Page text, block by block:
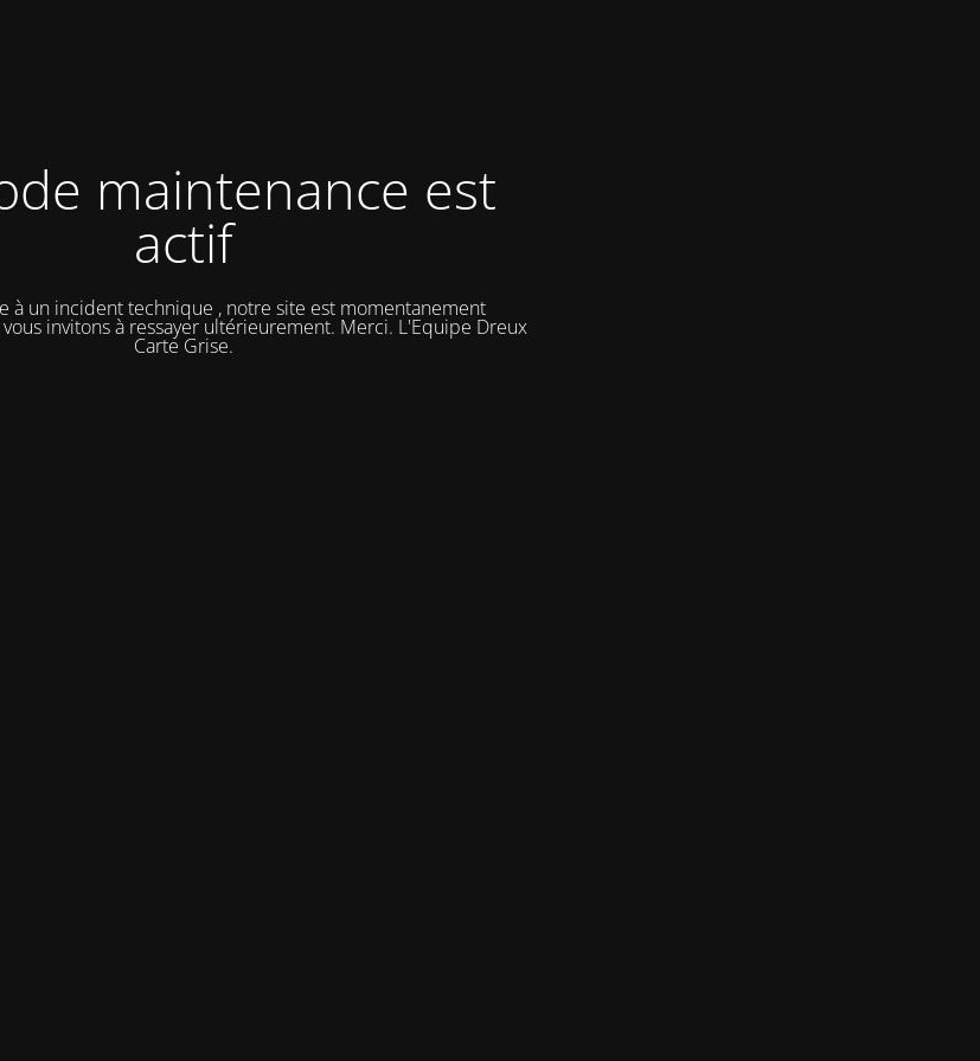
maintenance est
actif
à un incident technique , notre site est momentanement
invitons à ressayer ultérieurement. Merci. L'Equipe Dreux
Carte Grise.